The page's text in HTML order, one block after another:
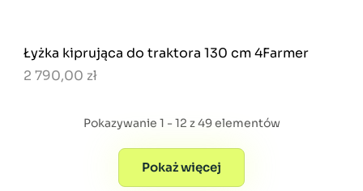
Łyżka kiprująca do traktora 130 cm 4Farmer
2 790,00 zł
Pokazywanie 1 - 12 z 49 elementów
Pokaż więcej